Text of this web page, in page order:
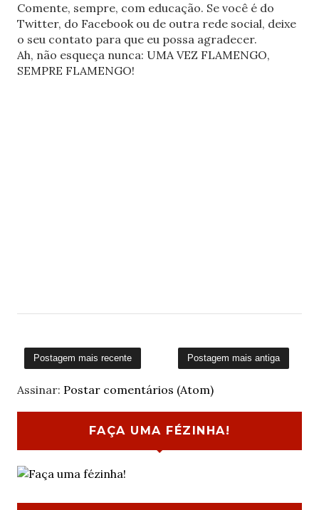
Comente, sempre, com educação. Se você é do
Twitter, do Facebook ou de outra rede social, deixe
o seu contato para que eu possa agradecer.
Ah, não esqueça nunca: UMA VEZ FLAMENGO,
SEMPRE FLAMENGO!
Postagem mais recente Postagem mais antiga
Assinar: Postar comentários (Atom)
FAÇA UMA FÉZINHA!